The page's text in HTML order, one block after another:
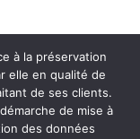
à la préservation
elle en qualité de
de ses clients.
de mise à
des données